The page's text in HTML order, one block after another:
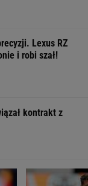
Lexus RZ
i robi szał!
kontrakt z